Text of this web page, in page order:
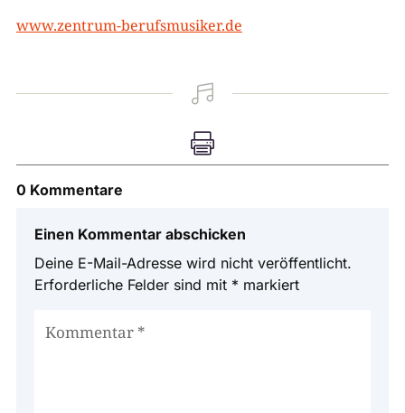
www.zentrum-berufsmusiker.de


0 Kommentare
Einen Kommentar abschicken
Deine E-Mail-Adresse wird nicht veröffentlicht.
Erforderliche Felder sind mit * markiert